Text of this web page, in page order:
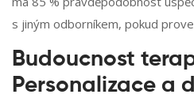
s jiným odborníkem, pokud
Budoucnost
Personalizace a